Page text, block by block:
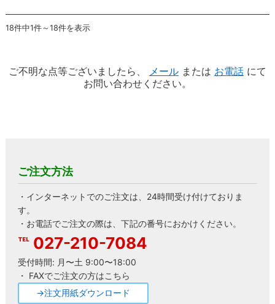
18件中1件～18件を表示
ご不明な点等ございましたら、 メール または お電話 にて
お問い合わせください。
ご注文方法
・インターネットでのご注文は、24時間受け付けておりま
す。
・お電話でご注文の際は、下記の番号におかけください。
027-210-7084
受付時間: 月〜土 9:00〜18:00
・ FAXでご注文の方はこちら
→注文用紙ダウンロード